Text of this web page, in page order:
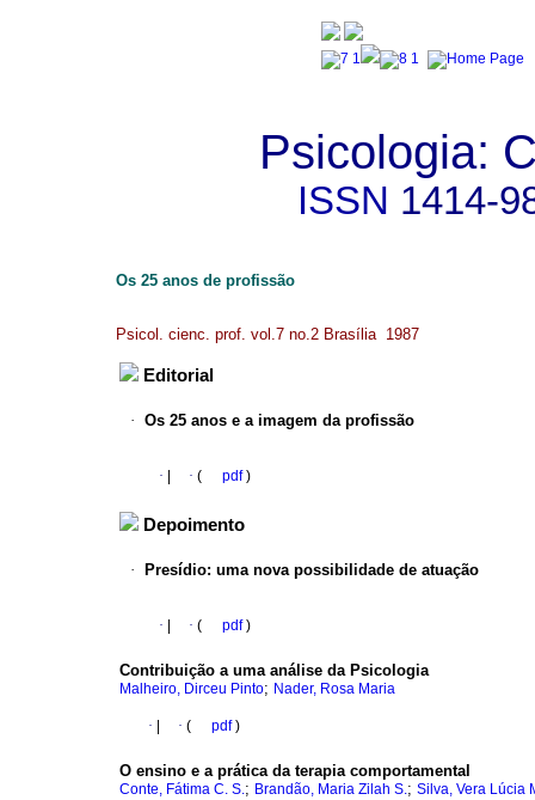
Psicologia:
ISSN 1414-
Os 25 anos de profissão
Psicol. cienc. prof. vol.7 no.2 Brasília 1987
Editorial
· Os 25 anos e a imagem da profissão
· · ( pdf)
Depoimento
· Presídio: uma nova possibilidade de atuação
· · ( pdf)
Contribuição a uma análise da Psicologia
Malheiro, Dirceu Pinto; Nader, Rosa Maria
· · ( pdf)
O ensino e a prática da terapia comportamental
Conte, Fátima C. S.; Brandão, Maria Zilah S.; Silva, Vera Lúcia